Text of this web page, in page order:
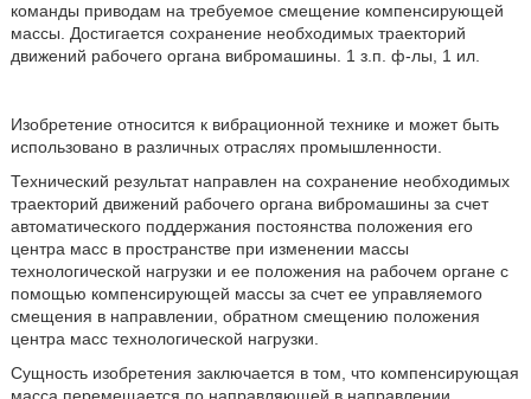
команды приводам на требуемое смещение компенсирующей
массы. Достигается сохранение необходимых траекторий
движений рабочего органа вибромашины. 1 з.п. ф-лы, 1 ил.
Изобретение относится к вибрационной технике и может быть
использовано в различных отраслях промышленности.
Технический результат направлен на сохранение необходимых
траекторий движений рабочего органа вибромашины за счет
автоматического поддержания постоянства положения его
центра масс в пространстве при изменении массы
технологической нагрузки и ее положения на рабочем органе с
помощью компенсирующей массы за счет ее управляемого
смещения в направлении, обратном смещению положения
центра масс технологической нагрузки.
Сущность изобретения заключается в том, что компенсирующая